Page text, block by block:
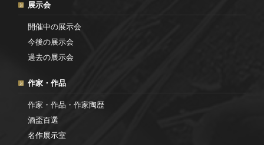
展示会
開催中の展示会
今後の展示会
過去の展示会
作家・作品
作家・作品・作家陶歴
酒盃百選
名作展示室